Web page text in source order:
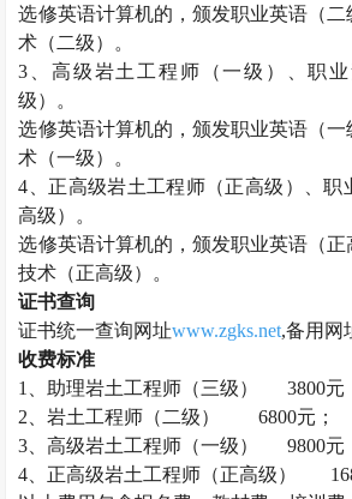
选修英语计算机的，颁发职业英语（
术（二级）。
3、高级岩土工程师 （一级）、职
级）。
选修英语计算机的，颁发职业英语（
术（一级）。
4、正高级岩土工程师 （正高级）、
高级）。
选修英语计算机的，颁发职业英语（正
技术（正高级）。
证书查询
证书统一查询网址www.zgks.net,备用网
收费标准
1、助理岩土工程师 （三级）
3800元
2、岩土工程师 （二级）
6800元；
3、高级岩土工程师 （一级）
9800元
4、正高级岩土工程师 （正高级）